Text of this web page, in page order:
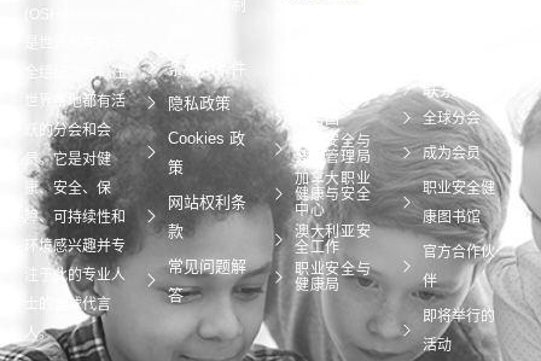
(OSHAssociation)
是世界领先的安
全组织之一，在
世界各地都有活
跃的分会和会
员。它是对健
康、安全、保
障、可持续性和
环境感兴趣并专
注于此的专业人
士的全球代言
人。
条款和条件
隐私政策
Cookies 政
策
网站权利条
款
常见问题解
答
全与健康局
联合国
职业安全与
健康管理局
加拿大职业
健康与安全
中心
澳大利亚安
全工作
职业安全与
健康局
联系我们
全球分会
成为会员
职业安全健
康图书馆
官方合作伙
伴
即将举行的
活动